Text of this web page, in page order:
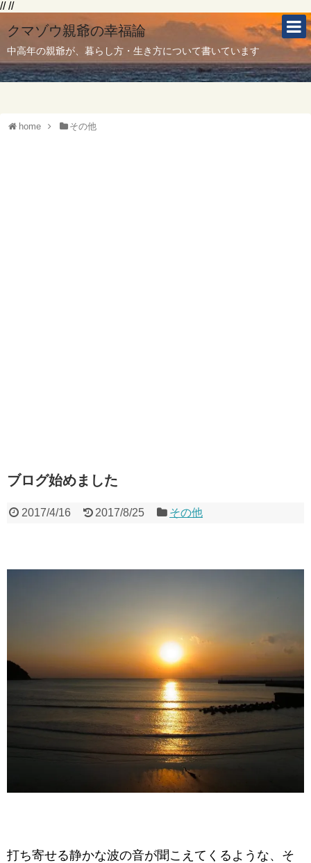
// //
クマゾウ親爺の幸福論
中高年の親爺が、暮らし方・生き方について書いています
home その他
ブログ始めました
2017/4/16 2017/8/25 その他
打ち寄せる静かな波の音が聞こえてくるような、そ